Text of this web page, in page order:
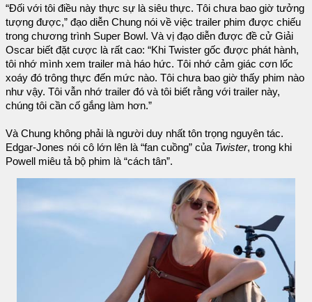
“Đối với tôi điều này thực sự là siêu thực. Tôi chưa bao giờ tưởng
tượng được,” đạo diễn Chung nói về việc trailer phim được chiếu
trong chương trình Super Bowl. Và vị đạo diễn được đề cử Giải
Oscar biết đặt cược là rất cao: “Khi Twister gốc được phát hành,
tôi nhớ mình xem trailer mà háo hức. Tôi nhớ cảm giác cơn lốc
xoáy đó trông thực đến mức nào. Tôi chưa bao giờ thấy phim nào
như vậy. Tôi vẫn nhớ trailer đó và tôi biết rằng với trailer này,
chúng tôi cần cố gắng làm hơn.”
Và Chung không phải là người duy nhất tôn trọng nguyên tác.
Edgar-Jones nói cô lớn lên là “fan cuồng” của Twister, trong khi
Powell miêu tả bộ phim là “cách tân”.